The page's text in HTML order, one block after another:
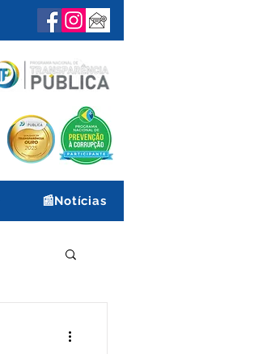
📰Notícias